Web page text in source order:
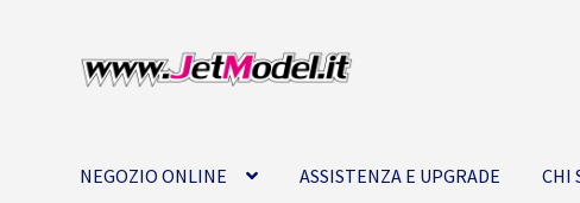
Vai
alla
Vai
al
NEGOZIO ONLINE ASSISTENZA E UPGRADE CHI